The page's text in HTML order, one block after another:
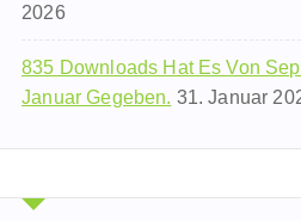
2026
835 Downloads Hat Es Von
Januar Gegeben. 31. Januar